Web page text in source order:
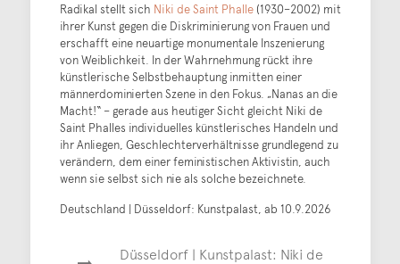
Radikal stellt sich Niki de Saint Phalle(1930–2002) mit
ihrer Kunst gegen die Diskriminierung von Frauen und
erschafft eine neuartige monumentale Inszenierung
von Weiblichkeit. In der Wahrnehmung rückt ihre
künstlerische Selbstbehauptung inmitten einer
männerdominierten Szene in den Fokus. „Nanas an die
Macht!“ – gerade aus heutiger Sicht gleicht Niki de
Saint Phalles individuelles künstlerisches Handeln und
ihr Anliegen, Geschlechterverhältnisse grundlegend zu
verändern, dem einer feministischen Aktivistin, auch
wenn sie selbst sich nie als solche bezeichnete.
Deutschland | Düsseldorf: Kunstpalast, ab 10.9.2026
Düsseldorf | Kunstpalast: Niki de